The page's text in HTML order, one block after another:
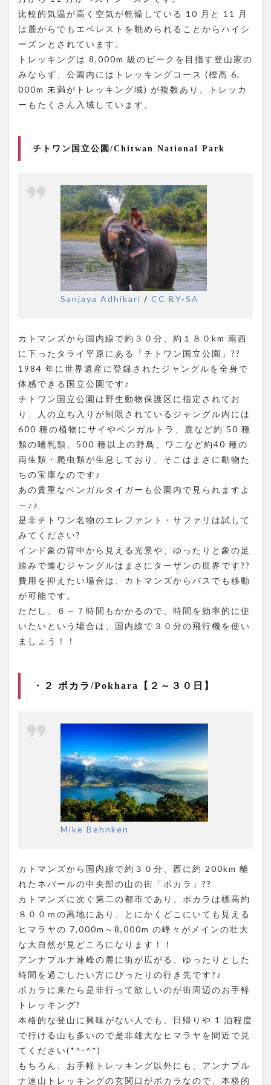
比較的気温が高く空気が乾燥している 10 月と 11 月
は麓からでもエベレストを眺められることからハイシ
ーズンとされています。
トレッキングは 8,000m 級のピークを目指す登山家の
みならず、公園内にはトレッキングコース (標高 6,
000m 未満がトレッキング域) が複数あり、トレッカ
ーもたくさん入域しています。
チトワン国立公園/Chitwan National Park
Sanjaya Adhikari / CC BY-SA
カトマンズから国内線で約３０分、約１８０km 南西
に下ったタライ平原にある「チトワン国立公園」??
1984 年に世界遺産に登録されたジャングルを全身で
体感できる国立公園です♪
チトワン国立公園は野生動物保護区に指定されてお
り、人の立ち入りが制限されているジャングル内には
600 種の植物にサイやベンガルトラ、鹿など約 50 種
類の哺乳類、500 種以上の野鳥、ワニなど約40 種の
両生類・爬虫類が生息しており、そこはまさに動物た
ちの宝庫なのです♪
あの貴重なベンガルタイガーも公園内で見られますよ
～♪♪
是非チトワン名物のエレファント・サファリは試して
みてください?
インド象の背中から見える光景や、ゆったりと象の足
踏みで進むジャングルはまさにターザンの世界です??
費用を抑えたい場合は、カトマンズからバスでも移動
が可能です。
ただし、６～７時間もかかるので、時間を効率的に使
いたいという場合は、国内線で３０分の飛行機を使い
ましょう！！
・２ ポカラ/Pokhara【２～３０日】
Mike Behnken
カトマンズから国内線で約３０分、西に約 200km 離
れたネパールの中央部の山の街「ポカラ」??
カトマンズに次ぐ第二の都市であり、ポカラは標高約
８００ｍの高地にあり、とにかくどこにいても見える
ヒマラヤの 7,000m～8,000m の峰々がメインの壮大
な大自然が見どころになります！！
アンナプルナ連峰の麓に街が広がる、ゆったりとした
時間を過ごしたい方にぴったりの行き先です?♪
ポカラに来たら是非行って欲しいのが街周辺のお手軽
トレッキング?
本格的な登山に興味がない人でも、日帰りや 1 泊程度
で行ける山も多いので是非雄大なヒマラヤを間近で見
てください(*^-^*)
もちろん、お手軽トレッキング以外にも、アンナプル
ナ連山トレッキングの玄関口がポカラなので、本格的